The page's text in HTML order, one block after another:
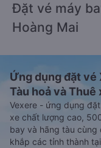
Đặt vé máy
Hoàng Mai
Ứng dụng đặt vé
Tàu hoả và Thuê
Vexere - ứng dụng
xe chất lượng cao,
bay và hãng tàu cùng
khắp các tỉnh thành